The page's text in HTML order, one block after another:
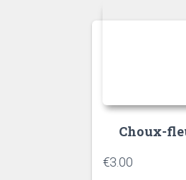
Choux-
€3.00